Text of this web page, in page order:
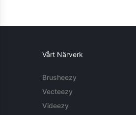
Vårt Närverk
Brusheezy
Vecteezy
Videezy